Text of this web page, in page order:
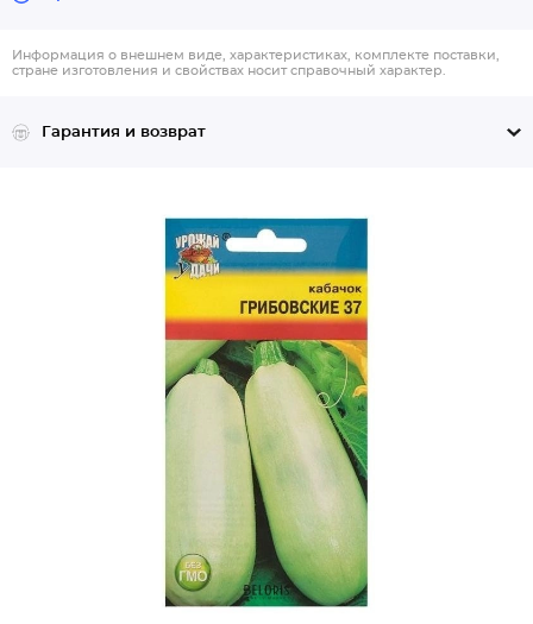
Информация о внешнем виде, характеристиках, комплекте поставки,
стране изготовления и свойствах носит справочный характер.
Гарантия и возврат